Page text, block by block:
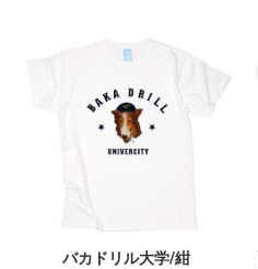
バカドリル大学/紺